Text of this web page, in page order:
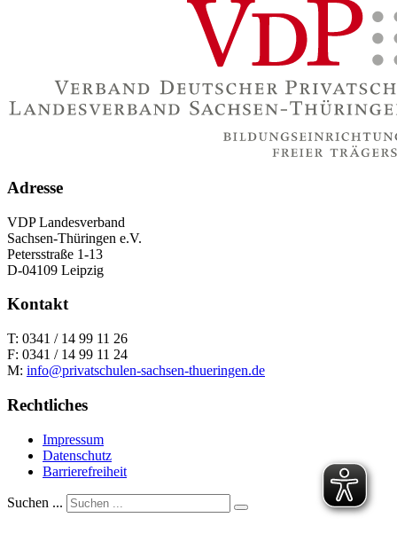
Adresse
VDP Landesverband
Sachsen-Thüringen e.V.
Petersstraße 1-13
D-04109 Leipzig
Kontakt
T: 0341 / 14 99 11 26
F: 0341 / 14 99 11 24
M: info@privatschulen-sachsen-thueringen.de
Rechtliches
Impressum
Datenschutz
Barrierefreiheit
Suchen ...